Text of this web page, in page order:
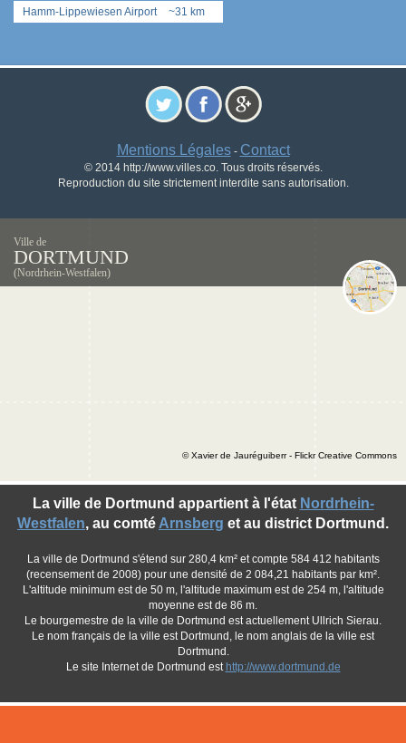
Hamm-Lippewiesen Airport ~31 km
Mentions Légales- Contact
© 2014 http://www.villes.co. Tous droits réservés.
Reproduction du site strictement interdite sans autorisation.
Ville de
DORTMUND
(Nordrhein-Westfalen)
La ville de Dortmund appartient à l'état Nordrhein-
Westfalen, au comté Arnsberg et au district Dortmund.
La ville de Dortmund s'étend sur 280,4 km² et compte 584 412 habitants
(recensement de 2008) pour une densité de 2 084,21 habitants par km².
L'altitude minimum est de 50 m, l'altitude maximum est de 254 m, l'altitude
moyenne est de 86 m.
Le bourgemestre de la ville de Dortmund est actuellement Ullrich Sierau.
Le nom français de la ville est Dortmund, le nom anglais de la ville est
Dortmund.
Le site Internet de Dortmund est http://www.dortmund.de
© Xavier de Jauréguiberr - Flickr Creative Commons